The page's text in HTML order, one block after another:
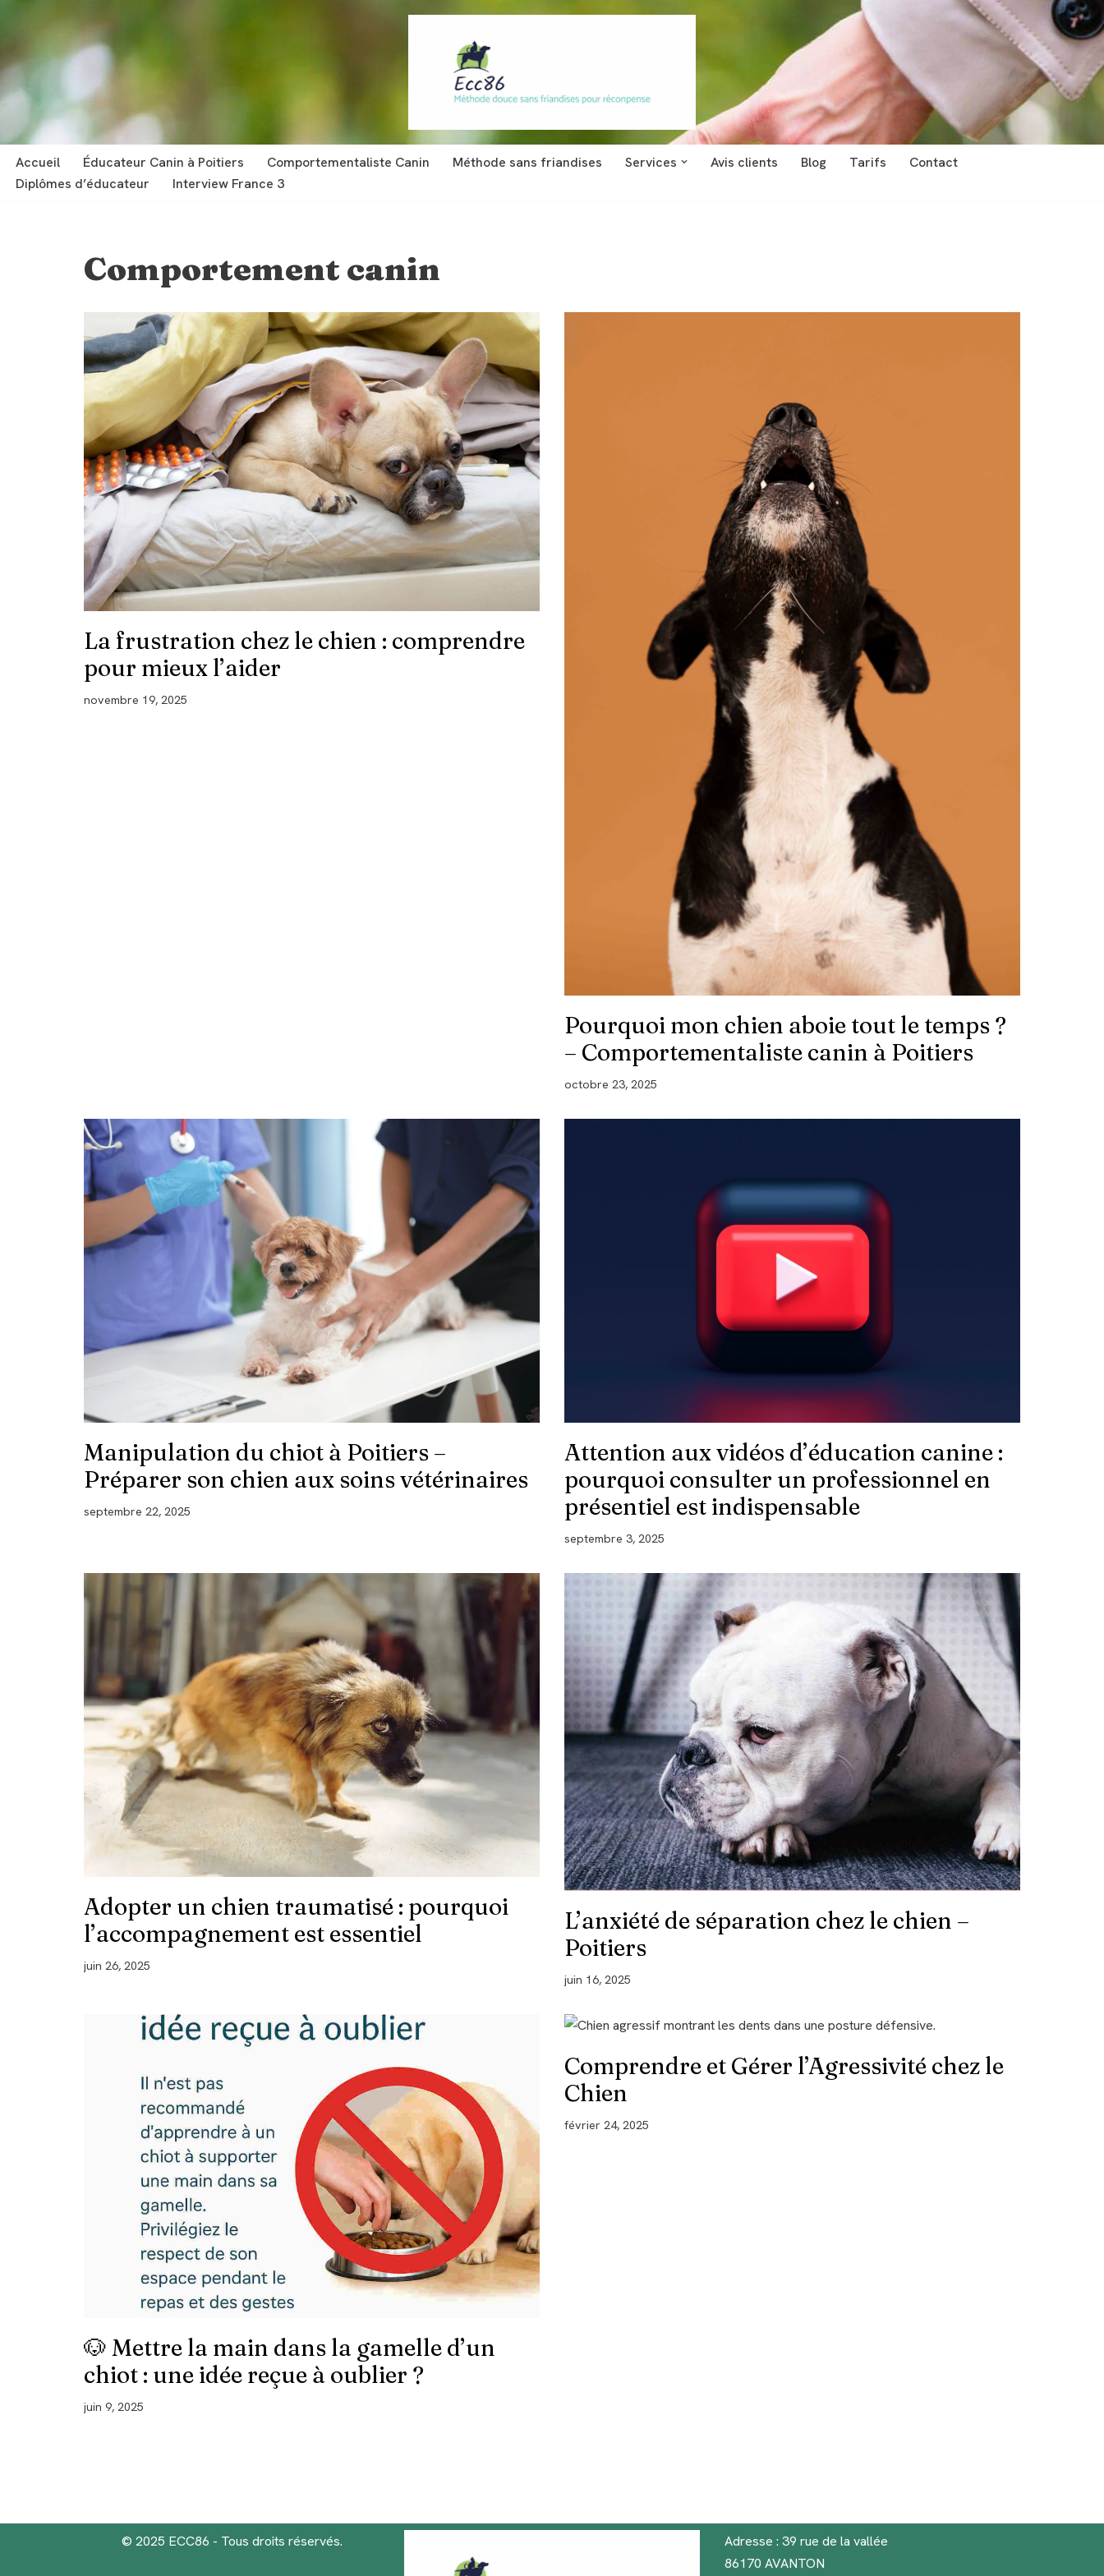
au
contenu
Accueil Éducateur Canin à Poitiers Comportementaliste Canin Méthode sans friandises Services Avis clients Blog Tarifs
Contact
Diplômes d’éducateur
Interview France 3
Comportement canin
La frustration chez le chien : comprendre
pour mieux l’aider
novembre 19, 2025
Pourquoi mon chien aboie tout le temps ?
– Comportementaliste canin à Poitiers
octobre 23, 2025
Manipulation du chiot à Poitiers –
Préparer son chien aux soins vétérinaires
septembre 22, 2025
Attention aux vidéos d’éducation canine :
pourquoi consulter un professionnel en
présentiel est indispensable
septembre 3, 2025
Adopter un chien traumatisé : pourquoi
l’accompagnement est essentiel
juin 26, 2025
L’anxiété de séparation chez le chien –
Poitiers
juin 16, 2025
🐶 Mettre la main dans la gamelle d’un
chiot : une idée reçue à oublier ?
juin 9, 2025
Comprendre et Gérer l’Agressivité chez le
Chien
février 24, 2025
© 2025 ECC86 - Tous droits réservés.
Adresse : 39 rue de la vallée
86170 AVANTON